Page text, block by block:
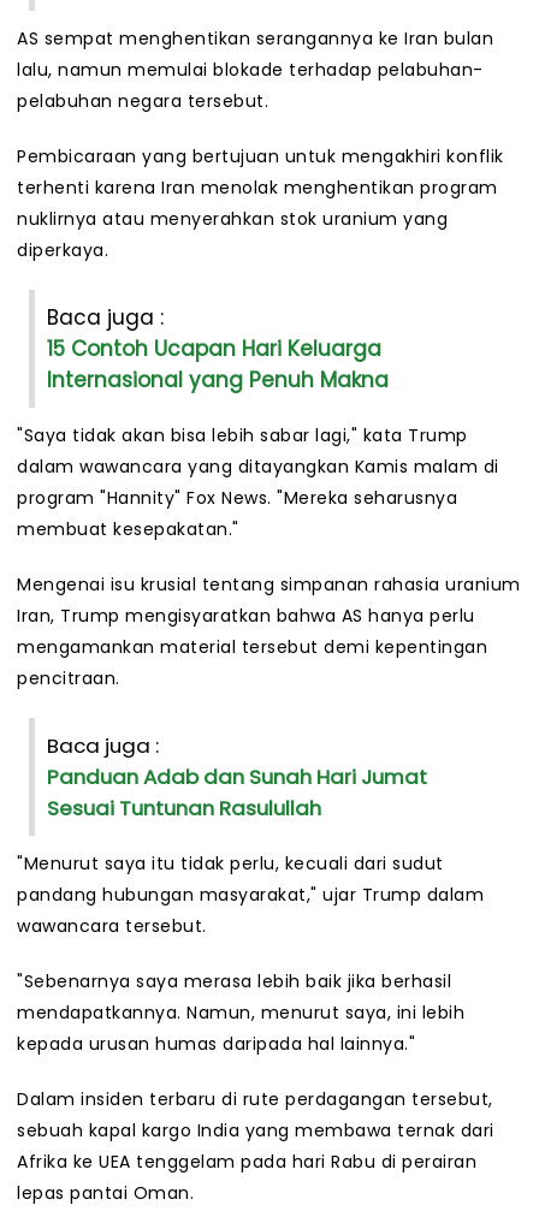
AS sempat menghentikan serangannya ke Iran bulan
lalu, namun memulai blokade terhadap pelabuhan-
pelabuhan negara tersebut.
Pembicaraan yang bertujuan untuk mengakhiri konflik
terhenti karena Iran menolak menghentikan program
nuklirnya atau menyerahkan stok uranium yang
diperkaya.
Baca juga :
15 Contoh Ucapan Hari Keluarga
Internasional yang Penuh Makna
"Saya tidak akan bisa lebih sabar lagi," kata Trump
dalam wawancara yang ditayangkan Kamis malam di
program "Hannity" Fox News. "Mereka seharusnya
membuat kesepakatan."
Mengenai isu krusial tentang simpanan rahasia uranium
Iran, Trump mengisyaratkan bahwa AS hanya perlu
mengamankan material tersebut demi kepentingan
pencitraan.
Baca juga :
Panduan Adab dan Sunah Hari Jumat
Sesuai Tuntunan Rasulullah
"Menurut saya itu tidak perlu, kecuali dari sudut
pandang hubungan masyarakat," ujar Trump dalam
wawancara tersebut.
"Sebenarnya saya merasa lebih baik jika berhasil
mendapatkannya. Namun, menurut saya, ini lebih
kepada urusan humas daripada hal lainnya."
Dalam insiden terbaru di rute perdagangan tersebut,
sebuah kapal kargo India yang membawa ternak dari
Afrika ke UEA tenggelam pada hari Rabu di perairan
lepas pantai Oman.